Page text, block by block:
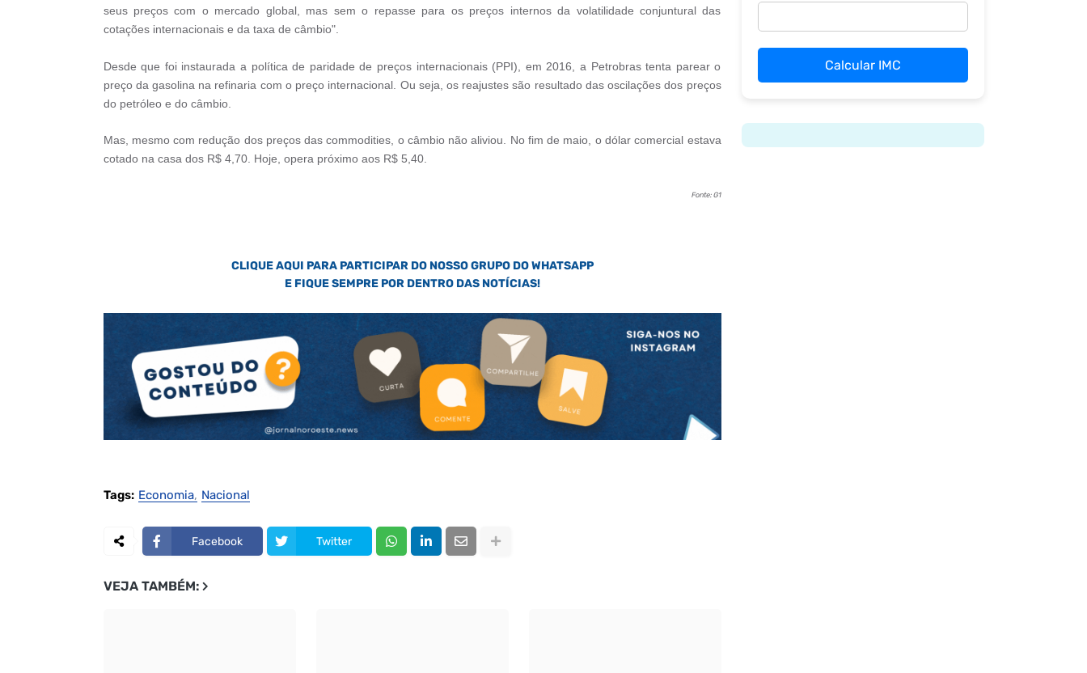
seus preços com o mercado global, mas sem o repasse para os preços internos da volatilidade conjuntural das
cotações internacionais e da taxa de câmbio".
Desde que foi instaurada a política de paridade de preços internacionais (PPI), em 2016, a Petrobras tenta parear o
preço da gasolina na refinaria com o preço internacional. Ou seja, os reajustes são resultado das oscilações dos preços
do petróleo e do câmbio.
Mas, mesmo com redução dos preços das commodities, o câmbio não aliviou. No fim de maio, o dólar comercial estava
cotado na casa dos R$ 4,70. Hoje, opera próximo aos R$ 5,40.
Fonte: G1
CLIQUE AQUI PARA PARTICIPAR DO NOSSO GRUPO DO WHATSAPP
E FIQUE SEMPRE POR DENTRO DAS NOTÍCIAS!
Tags: Economia Nacional
Facebook Twitter
VEJA TAMBÉM:
Calcular IMC